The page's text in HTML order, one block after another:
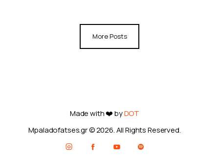
More Posts
Made with ❤️ byDOT
Mpaladofatses.gr © 2026. All Rights Reserved.